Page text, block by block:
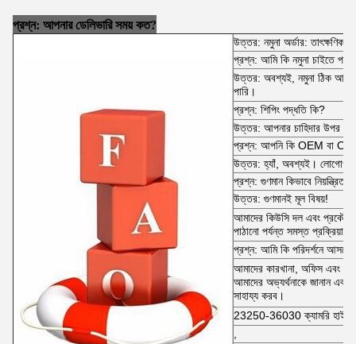
প্রশ্ন: আপনার ডেলিভারি সময় কত?
উত্তর: নমুনা অর্ডার: তাৎক্ষণিক
প্রশ্ন: আমি কি নমুনা চাইতে
উত্তর: অবশ্যই, নমুনা ঠিক আছে
পারি।
প্রশ্ন: শিপিং পদ্ধতি কি?
উত্তর: আপনার চাহিদার উপর
প্রশ্ন: আপনি কি OEM বা
উত্তর: হ্যাঁ, অবশ্যই। লোগোও
প্রশ্ন: গুণমান কিভাবে নিয়ন্ত্রিত
উত্তর: গুণমানই মূল বিষয়!
আমাদের কিউসি দল এবং
পাঠানো পর্যন্ত সমস্ত প্রক্রিয়া
প্রশ্ন: আমি কি পরিদর্শনে আসতে
আমাদের কারখানা, অফিস এবং
আমাদের অভ্যর্থনাকে জানান
সাহায্য করব।
23250-36030 ক্যামরি